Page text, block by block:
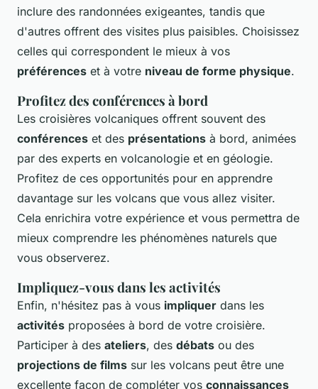
inclure des randonnées exigeantes, tandis que
d'autres offrent des visites plus paisibles. Choisissez
celles qui correspondent le mieux à vos
préférences et à votre niveau de forme physique.
Profitez des conférences à bord
Les croisières volcaniques offrent souvent des
conférences et des présentations à bord, animées
par des experts en volcanologie et en géologie.
Profitez de ces opportunités pour en apprendre
davantage sur les volcans que vous allez visiter.
Cela enrichira votre expérience et vous permettra de
mieux comprendre les phénomènes naturels que
vous observerez.
Impliquez-vous dans les activités
Enfin, n'hésitez pas à vous impliquer dans les
activités proposées à bord de votre croisière.
Participer à des ateliers, des débats ou des
projections de films sur les volcans peut être une
excellente façon de compléter vos connaissances